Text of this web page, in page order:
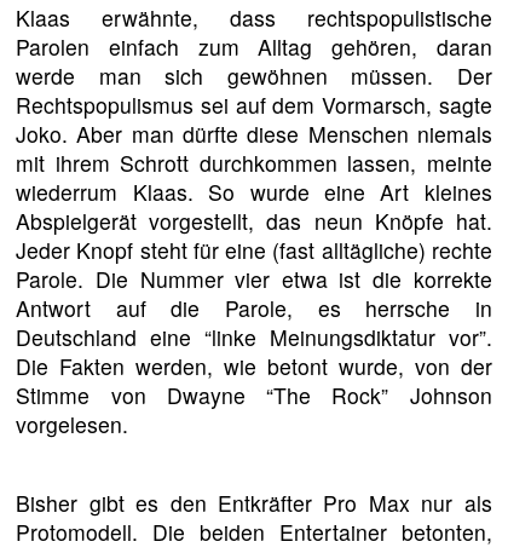
Klaas erwähnte, dass rechtspopulistische
Parolen einfach zum Alltag gehören, daran
werde man sich gewöhnen müssen. Der
Rechtspopulismus sei auf dem Vormarsch, sagte
Joko. Aber man dürfte diese Menschen niemals
mit ihrem Schrott durchkommen lassen, meinte
wiederrum Klaas. So wurde eine Art kleines
Abspielgerät vorgestellt, das neun Knöpfe hat.
Jeder Knopf steht für eine (fast alltägliche) rechte
Parole. Die Nummer vier etwa ist die korrekte
Antwort auf die Parole, es herrsche in
Deutschland eine “linke Meinungsdiktatur vor”.
Die Fakten werden, wie betont wurde, von der
Stimme von Dwayne “The Rock” Johnson
vorgelesen.
Bisher gibt es den Entkräfter Pro Max nur als
Protomodell. Die beiden Entertainer betonten,